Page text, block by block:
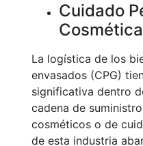
Cuidado
Cosmética
La logística de los
envasados (CPG)
significativa dentro
cadena de
cosméticos o de
de esta industria